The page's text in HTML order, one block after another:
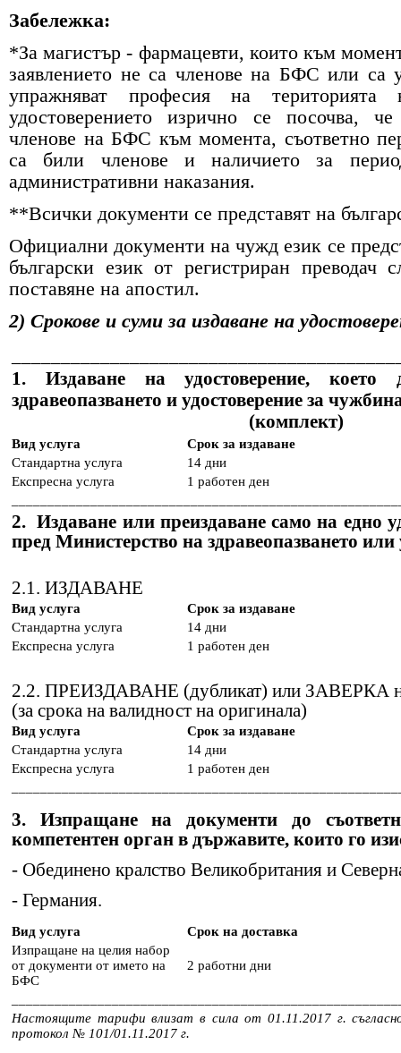
Забележка:
*За магистър - фармацевти, които към
заявлението не са членове на БФС или са
упражняват професия на
удостоверението изрично се посочва,
членове на БФС към момента, съответно
са били членове и наличието за
административни наказания.
**Всички документи се представят на
Официални документи на чужд език се
български език от регистриран преводач
поставяне на апостил.
2) Срокове и суми за издаване на
1. Издаване на удостоверение,
здравеопазването и удостоверение за
(комплект)
Вид услуга
Срок за издаване
Стандартна услуга
14 дни
Експресна услуга
1 работен ден
2. Издаване или преиздаване само на едно
пред Министерство на здравеопазването
2.1. ИЗДАВАНЕ
Вид услуга
Срок за издаване
Стандартна услуга
14 дни
Експресна услуга
1 работен ден
2.2. ПРЕИЗДАВАНЕ (дубликат) или ЗАВЕРКА на
(за срока на валидност на оригинала)
Вид услуга
Срок за издаване
Стандартна услуга
14 дни
Експресна услуга
1 работен ден
3. Изпращане на документи до
компетентен орган в държавите, които го
- Обединено кралство Великобритания и
- Германия.
Вид услуга
Срок на доставка
Изпращане на целия набор
от документи от името на
БФС
2 работни дни
Настоящите тарифи влизат в сила от 01.11.2017 г.
протокол № 101/01.11.2017 г.